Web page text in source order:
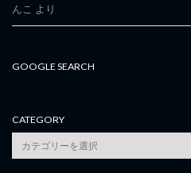
んこ より
GOOGLE SEARCH
CATEGORY
category